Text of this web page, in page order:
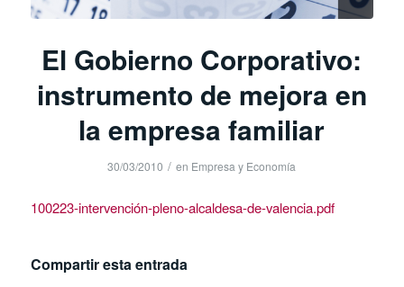
El Gobierno Corporativo:
instrumento de mejora en
la empresa familiar
30/03/2010 / en Empresa y Economía
100223-intervención-pleno-alcaldesa-de-valencia.pdf
Compartir esta entrada